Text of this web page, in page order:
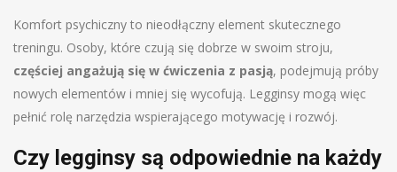
Komfort psychiczny to nieodłączny element skutecznego
treningu. Osoby, które czują się dobrze w swoim stroju,
częściej angażują się w ćwiczenia z pasją, podejmują próby
nowych elementów i mniej się wycofują. Legginsy mogą więc
pełnić rolę narzędzia wspierającego motywację i rozwój.
Czy legginsy są odpowiednie na każdy